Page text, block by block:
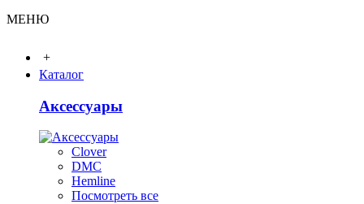
МЕНЮ
+
Каталог
Аксессуары
Clover
DMC
Hemline
Посмотреть все